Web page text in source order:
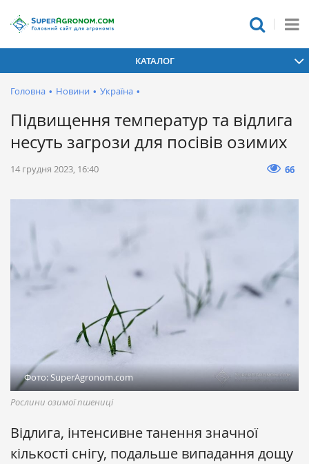
КАТАЛОГ
Головна • Новини • Україна •
Підвищення температур та відлига
несуть загрози для посівів озимих
14 грудня 2023, 16:40 66
Фото: SuperAgronom.com
Рослини озимої пшениці
Відлига, інтенсивне танення значної
кількості снігу, подальше випадання дощу